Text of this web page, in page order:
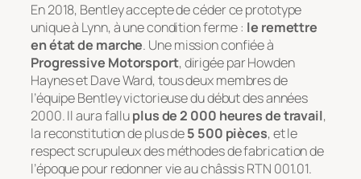
En 2018, Bentley accepte de céder ce prototype
unique à Lynn, à une condition ferme : le remettre
en état de marche. Une mission confiée à
Progressive Motorsport, dirigée par Howden
Haynes et Dave Ward, tous deux membres de
l’équipe Bentley victorieuse du début des années
2000. Il aura falluplus de 2 000 heures de travail,
la reconstitution de plus de5 500 pièces, et le
respect scrupuleux des méthodes de fabrication de
l’époque pour redonner vie au châssis RTN 001.01.